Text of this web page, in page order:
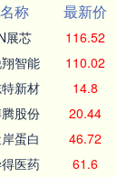
名称 最新价
展芯 116.52
智能 110.02
新材 14.8
股份 20.44
蛋白 46.72
医药 61.6